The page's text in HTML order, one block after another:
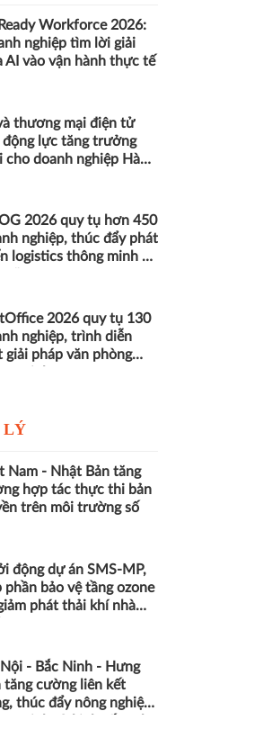
Workforce 2026:
nghiệp tìm lời giải
AI vào vận hành thực tế
thương mại điện tử
động lực tăng trưởng
cho doanh nghiệp Hà
2026 quy tụ hơn 450
nghiệp, thúc đẩy phát
logistics thông minh và
2026 quy tụ 130
nghiệp, trình diễn
giải pháp văn phòng
LÝ
Nam - Nhật Bản tăng
hợp tác thực thi bản
trên môi trường số
động dự án SMS-MP,
phần bảo vệ tầng ozone
phát thải khí nhà
Nội - Bắc Ninh - Hưng
tăng cường liên kết
thúc đẩy nông nghiệp